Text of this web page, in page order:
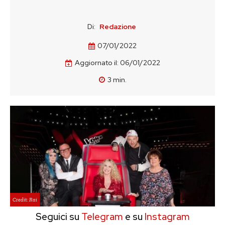
Di: Redazione
07/01/2022
Aggiornato il: 06/01/2022
3 min.
Credit: Rai
Seguici su Telegram e su Instagram